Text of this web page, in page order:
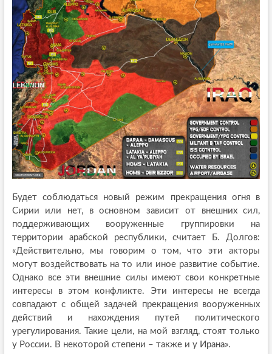
Будет соблюдаться новый режим прекращения огня в
Сирии или нет, в основном зависит от внешних сил,
поддерживающих вооруженные группировки на
территории арабской республики, считает Б. Долгов:
«Действительно, мы говорим о том, что эти акторы
могут воздействовать на то или иное развитие событие.
Однако все эти внешние силы имеют свои конкретные
интересы в этом конфликте. Эти интересы не всегда
совпадают с общей задачей прекращения вооруженных
действий и нахождения путей политического
урегулирования. Такие цели, на мой взгляд, стоят только
у России. В некоторой степени – также и у Ирана».